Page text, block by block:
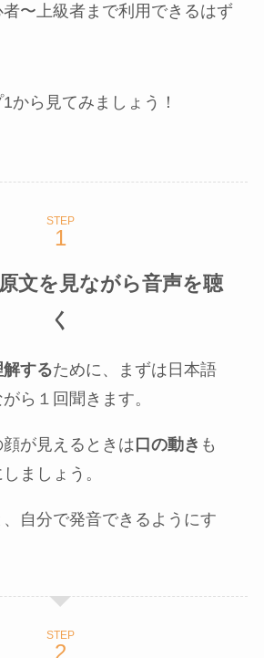
〜上級者まで利用できるはず
から見てみましょう！
STEP
文を見ながら音声を聴
く
するために、まずは日本語
ら１回聞きます。
が見えるときは口の動き も
ましょう。
自分で発音できるようにす
STEP